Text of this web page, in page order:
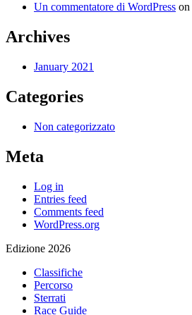
Un commentatore di WordPress on
Archives
January 2021
Categories
Non categorizzato
Meta
Log in
Entries feed
Comments feed
WordPress.org
Edizione 2026
Classifiche
Percorso
Sterrati
Race Guide